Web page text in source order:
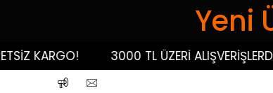
Yeni
KARGO! 3000 TL ÜZERİ ALIŞVERİŞLERDE